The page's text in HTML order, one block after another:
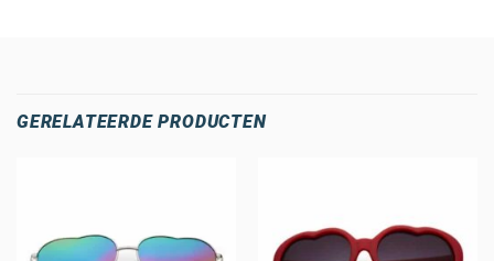
GERELATEERDE PRODUCTEN